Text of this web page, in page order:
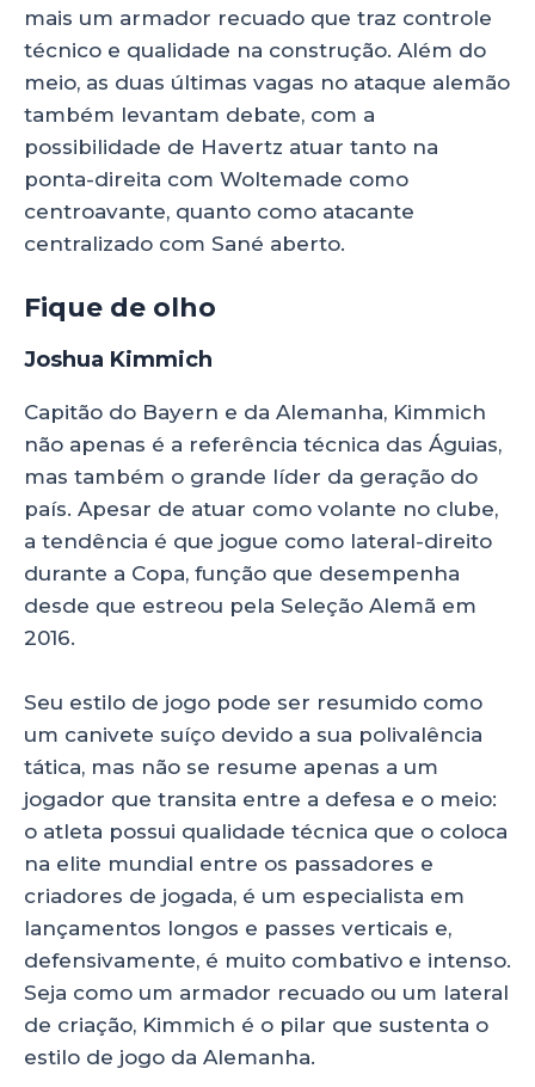
mais um armador recuado que traz controle
técnico e qualidade na construção. Além do
meio, as duas últimas vagas no ataque alemão
também levantam debate, com a
possibilidade de Havertz atuar tanto na
ponta-direita com Woltemade como
centroavante, quanto como atacante
centralizado com Sané aberto.
Fique de olho
Joshua Kimmich
Capitão do Bayern e da Alemanha, Kimmich
não apenas é a referência técnica das Águias,
mas também o grande líder da geração do
país. Apesar de atuar como volante no clube,
a tendência é que jogue como lateral-direito
durante a Copa, função que desempenha
desde que estreou pela Seleção Alemã em
2016.
Seu estilo de jogo pode ser resumido como
um canivete suíço devido a sua polivalência
tática, mas não se resume apenas a um
jogador que transita entre a defesa e o meio:
o atleta possui qualidade técnica que o coloca
na elite mundial entre os passadores e
criadores de jogada, é um especialista em
lançamentos longos e passes verticais e,
defensivamente, é muito combativo e intenso.
Seja como um armador recuado ou um lateral
de criação, Kimmich é o pilar que sustenta o
estilo de jogo da Alemanha.